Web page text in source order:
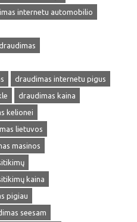
internetu automobilio
draudimas internetu pigus
draudimas kaina
kelionei
lietuvos
masinos
kaina
pigiau
seesam